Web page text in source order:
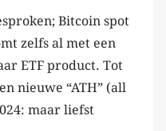
Bitcoin spot
zelfs al met een
ETF product. Tot
nieuwe “ATH” (all
maar liefst